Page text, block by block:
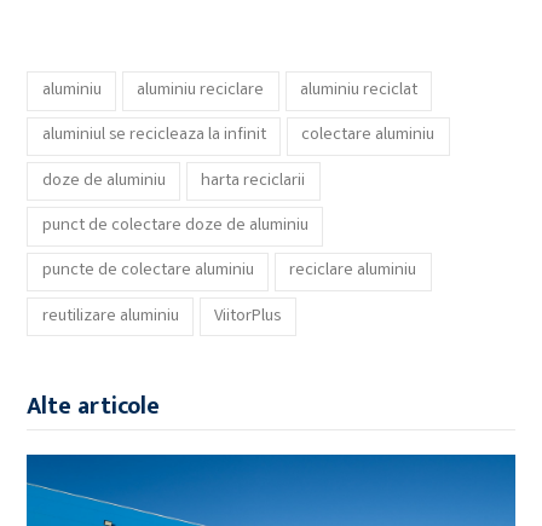
aluminiu aluminiu reciclare
aluminiu reciclat
aluminiul se recicleaza la infinit
colectare aluminiu
doze de aluminiu
harta reciclarii
punct de colectare doze de aluminiu
puncte de colectare aluminiu
reciclare aluminiu
reutilizare aluminiu
ViitorPlus
Alte articole